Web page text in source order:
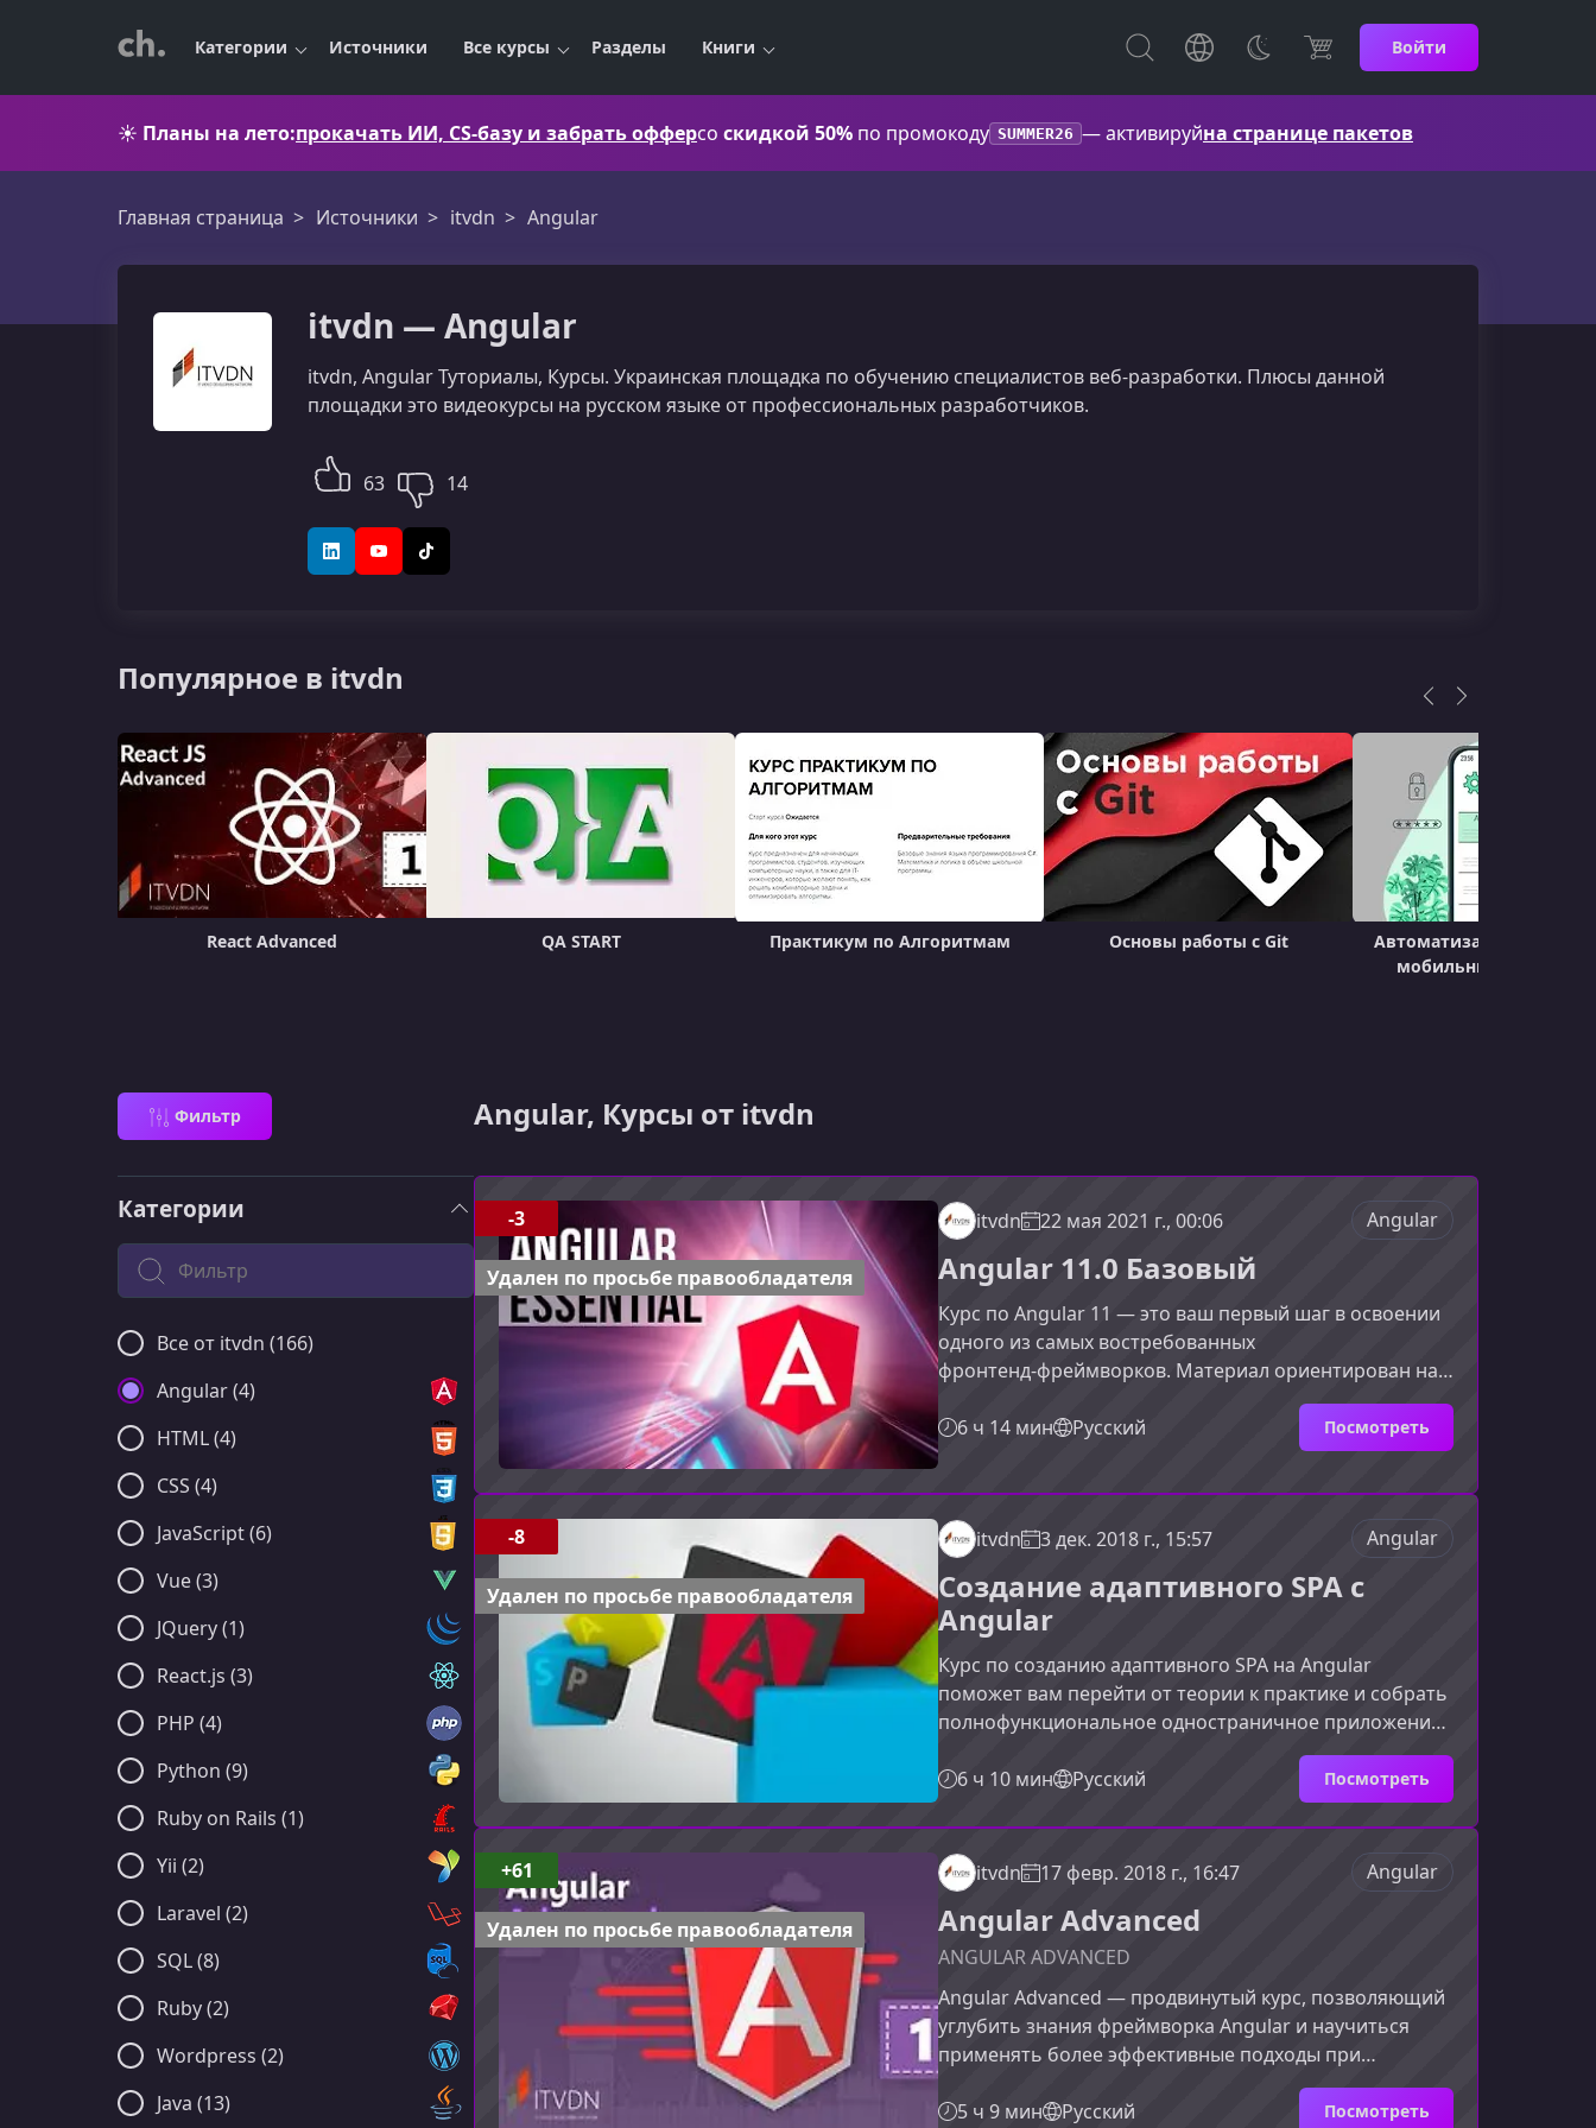
Категории Источники Все курсы Разделы Книги Войти
☀️ Планы на лето:прокачать ИИ, CS-базу и забрать офферсо скидкой 50% по промокоду SUMMER26 — активируйна странице пакетов
Главная страница Источники itvdn Angular
itvdn — Angular
itvdn, Angular Туториалы, Курсы. Украинская площадка по обучению специалистов веб-разработки. Плюсы данной
площадки это видеокурсы на русском языке от профессиональных разработчиков.
63 14
LinkedInYouTubeTikTok
Популярное в itvdn
React Advanced QA START Практикум по Алгоритмам Основы работы с Git
Автоматизация
мобильных
Фильтр Angular, Курсы от itvdn
Категории
Поиск по категории
Все от itvdn (166)
Angular (4)
HTML (4)
CSS (4)
JavaScript (6)
Vue (3)
JQuery (1)
React.js (3)
PHP (4)
Python (9)
Ruby on Rails (1)
Yii (2)
Laravel (2)
SQL (8)
Ruby (2)
Wordpress (2)
Java (13)
itvdn 22 мая 2021 г., 00:06 Angular
Angular 11.0 Базовый
Курс по Angular 11 — это ваш первый шаг в освоении
одного из самых востребованных
фронтенд‑фреймворков. Материал ориентирован на
новичков и помогает быстро войти в экосистему
Angular, понять его архитектуру и научиться
создавать собственные веб‑приложения.Что
— это мощный инструмент от Google, построенный
на TypeScript. Он помогает разработчикам создавать
6 ч 14 мин Русский Посмотреть
-3
Удален по просьбе правообладателя
itvdn 3 дек. 2018 г., 15:57 Angular
Создание адаптивного SPA с
Angular
Курс по созданию адаптивного SPA на Angular
поможет вам перейти от теории к практике и собрать
полнофункциональное одностраничное приложение,
способное корректно работать на любых устройствах.
Обучение построено на реальных задачах, что
позволяет освоить ключевые инструменты Angular и
современные подходы к разработке
веб‑интерфейсов.Что вы изучите на курсеПрограмма
курса охватывает полный цикл разработки SPA: от
настройки окружения до интеграц
6 ч 10 мин Русский Посмотреть
-8
Удален по просьбе правообладателя
itvdn 17 февр. 2018 г., 16:47 Angular
Angular Advanced
ANGULAR ADVANCED
Angular Advanced — продвинутый курс, позволяющий
углубить знания фреймворка Angular и научиться
применять более эффективные подходы при
разработке SPA. В этом материале вы узнаете, какие
компетенции формирует курс и чем он полезен
5 ч 9 мин Русский Посмотреть
+61
Удален по просьбе правообладателя